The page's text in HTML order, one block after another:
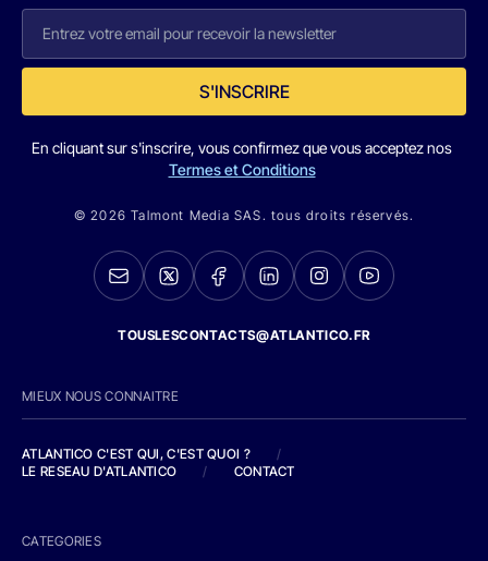
S'INSCRIRE
En cliquant sur s'inscrire, vous confirmez que vous acceptez nos
Termes et Conditions
© 2026 Talmont Media SAS. tous droits réservés.
TOUSLESCONTACTS@ATLANTICO.FR
MIEUX NOUS CONNAITRE
ATLANTICO C'EST QUI, C'EST QUOI ?
/
LE RESEAU D'ATLANTICO
/ CONTACT
CATEGORIES